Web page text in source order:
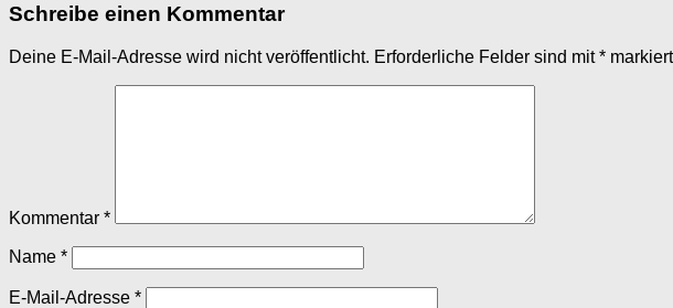
Schreibe einen Kommentar
Deine E-Mail-Adresse wird nicht veröffentlicht. Erforderliche Felder sind mit* markiert
Kommentar *
Name *
E-Mail-Adresse *